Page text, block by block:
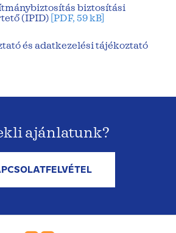
biztosítási
(IPID) [PDF, 59 kB]
és adatkezelési tájékoztató
ajánlatunk?